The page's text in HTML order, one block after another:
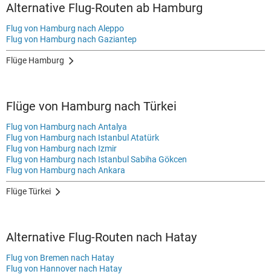
Alternative Flug-Routen ab Hamburg
Flug von Hamburg nach Aleppo
Flug von Hamburg nach Gaziantep
Flüge Hamburg
Flüge von Hamburg nach Türkei
Flug von Hamburg nach Antalya
Flug von Hamburg nach Istanbul Atatürk
Flug von Hamburg nach Izmir
Flug von Hamburg nach Istanbul Sabiha Gökcen
Flug von Hamburg nach Ankara
Flüge Türkei
Alternative Flug-Routen nach Hatay
Flug von Bremen nach Hatay
Flug von Hannover nach Hatay